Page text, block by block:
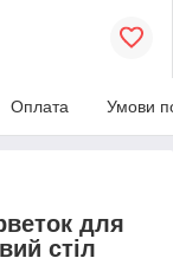
Оплата Умови
для
стіл